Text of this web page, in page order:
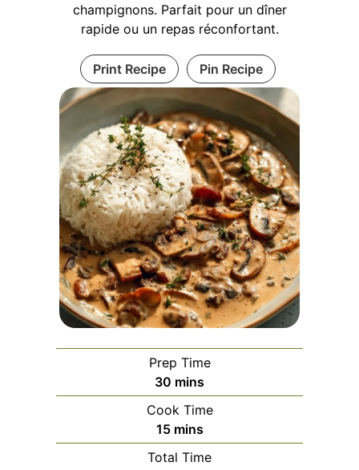
champignons. Parfait pour un dîner
rapide ou un repas réconfortant.
Print Recipe Pin Recipe
Prep Time
30 minutes
mins
Cook Time
15minutes
mins
Total Time